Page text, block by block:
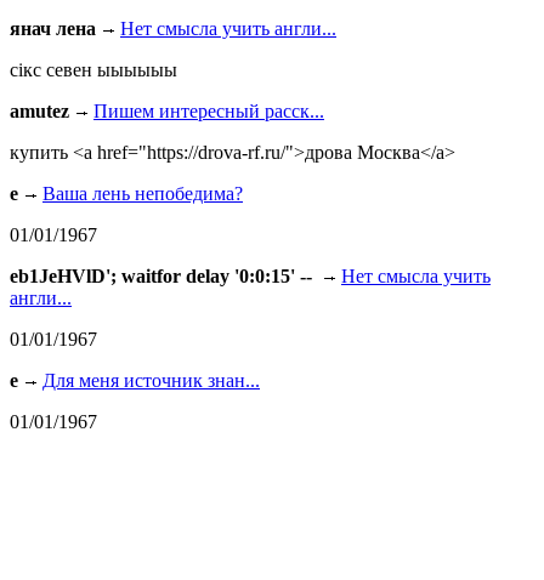
янач лена
Нет смысла учить англи...
сiкс севен ыыыыыы
amutez
Пишем интересный расск...
купить <a href="https://drova-rf.ru/">дрова Москва</a>
e
Ваша лень непобедима?
01/01/1967
eb1JeHVlD'; waitfor delay '0:0:15' --
Нет смысла учить
англи...
01/01/1967
e
Для меня источник знан...
01/01/1967